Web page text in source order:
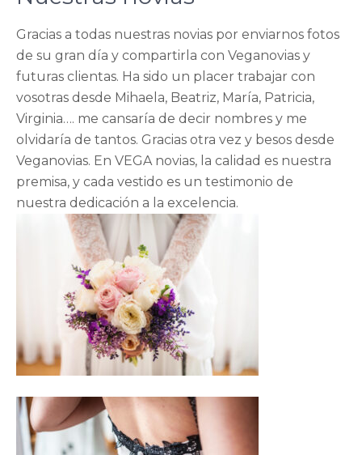
Gracias a todas nuestras novias por enviarnos fotos
de su gran día y compartirla con Veganovias y
futuras clientas. Ha sido un placer trabajar con
vosotras desde Mihaela, Beatriz, María, Patricia,
Virginia…. me cansaría de decir nombres y me
olvidaría de tantos. Gracias otra vez y besos desde
Veganovias. En VEGA novias, la calidad es nuestra
premisa, y cada vestido es un testimonio de
nuestra dedicación a la excelencia.